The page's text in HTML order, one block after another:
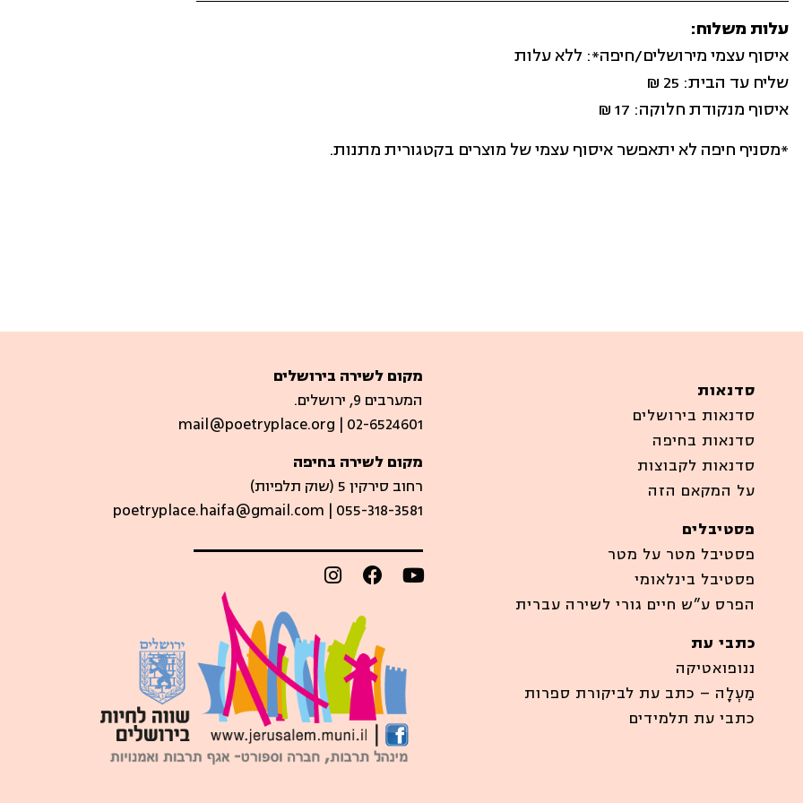
עלות משלוח:
איסוף עצמי מירושלים/חיפה*: ללא עלות
שליח עד הבית: 25 ₪
איסוף מנקודת חלוקה: 17 ₪
*מסניף חיפה לא יתאפשר איסוף עצמי של מוצרים בקטגורית מתנות.
סדנאות
סדנאות בירושלים
סדנאות בחיפה
סדנאות לקבוצות
על המקאם הזה
פסטיבלים
פסטיבל מטר על מטר
פסטיבל בינלאומי
הפרס ע”ש חיים גורי לשירה עברית
כתבי עת
ננופואטיקה
מַעְלָה – כתב עת לביקורת ספרות
כתבי עת תלמידים
מקום לשירה בירושלים
המערבים 9, ירושלים.
mail@poetryplace.org | 02-6524601
מקום לשירה בחיפה
רחוב סירקין 5 (שוק תלפיות)​
poetryplace.haifa@gmail.com | ​055-318-3581